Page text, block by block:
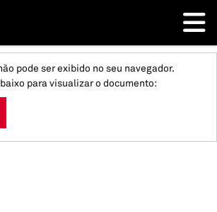
pode ser exibido no seu navegador.
para visualizar o documento: